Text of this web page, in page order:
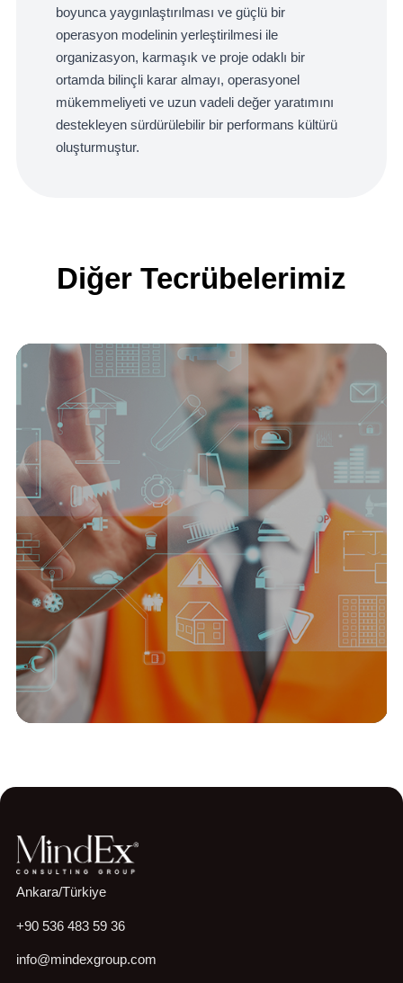
boyunca yaygınlaştırılması ve güçlü bir
operasyon modelinin yerleştirilmesi ile
organizasyon, karmaşık ve proje odaklı bir
ortamda bilinçli karar almayı, operasyonel
mükemmeliyeti ve uzun vadeli değer yaratımını
destekleyen sürdürülebilir bir performans kültürü
oluşturmuştur.
Diğer Tecrübelerimiz
Devamını oku
Ankara/Türkiye
+90 536 483 59 36
info@mindexgroup.com